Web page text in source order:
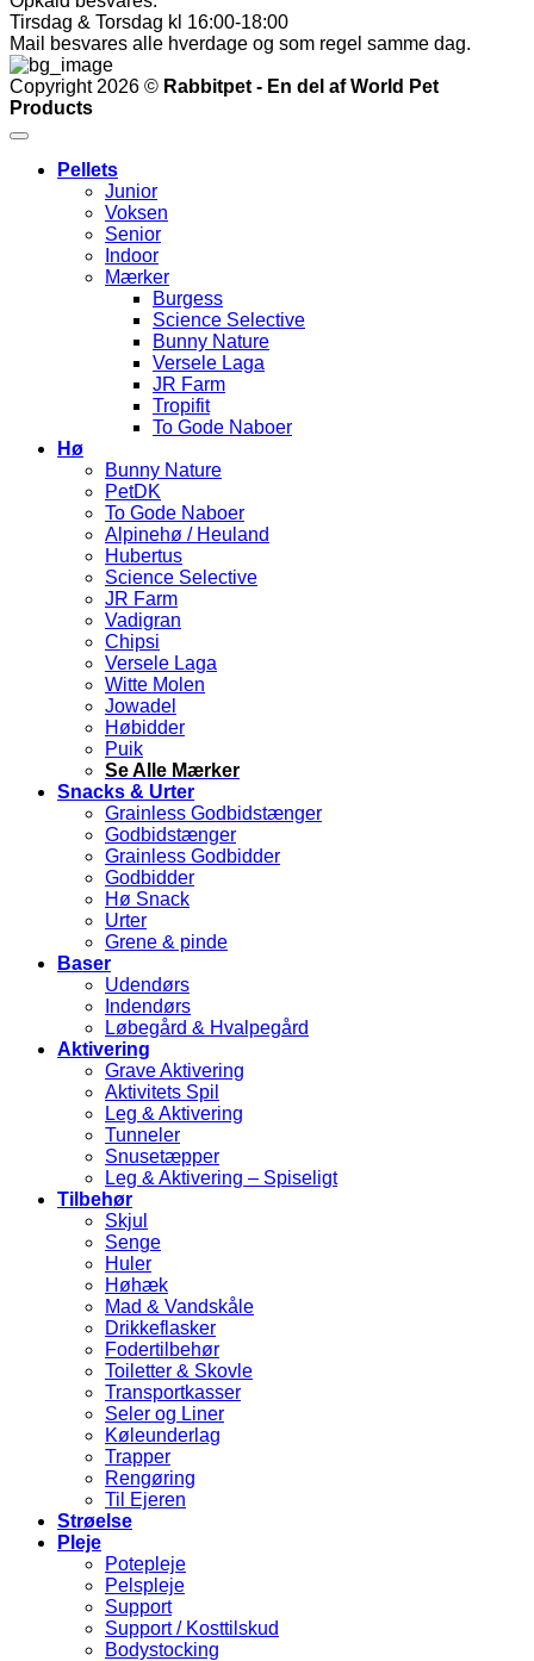
Tirsdag & Torsdag kl 16:00-18:00
Mail besvares alle hverdage og som regel samme dag.
Copyright 2026 © Rabbitpet - En del af World Pet
Products
Pellets
Junior
Voksen
Senior
Indoor
Mærker
Burgess
Science Selective
Bunny Nature
Versele Laga
JR Farm
Tropifit
To Gode Naboer
Hø
Bunny Nature
PetDK
To Gode Naboer
Alpinehø / Heuland
Hubertus
Science Selective
JR Farm
Vadigran
Chipsi
Versele Laga
Witte Molen
Jowadel
Høbidder
Puik
Se Alle Mærker
Snacks & Urter
Grainless Godbidstænger
Godbidstænger
Grainless Godbidder
Godbidder
Hø Snack
Urter
Grene & pinde
Baser
Udendørs
Indendørs
Løbegård & Hvalpegård
Aktivering
Grave Aktivering
Aktivitets Spil
Leg & Aktivering
Tunneler
Snusetæpper
Leg & Aktivering – Spiseligt
Tilbehør
Skjul
Senge
Huler
Høhæk
Mad & Vandskåle
Drikkeflasker
Fodertilbehør
Toiletter & Skovle
Transportkasser
Seler og Liner
Køleunderlag
Trapper
Rengøring
Til Ejeren
Strøelse
Pleje
Potepleje
Pelspleje
Support
Support / Kosttilskud
Bodystocking